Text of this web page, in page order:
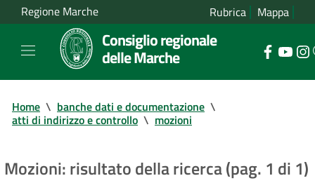
Regione Marche Rubrica Mappa
Consiglio regionale
delle Marche
Home \ banche dati e documentazione \
atti di indirizzo e controllo \ mozioni
Mozioni: risultato della ricerca (pag. 1 di 1)